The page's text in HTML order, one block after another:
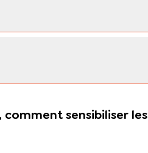
sensibiliser les